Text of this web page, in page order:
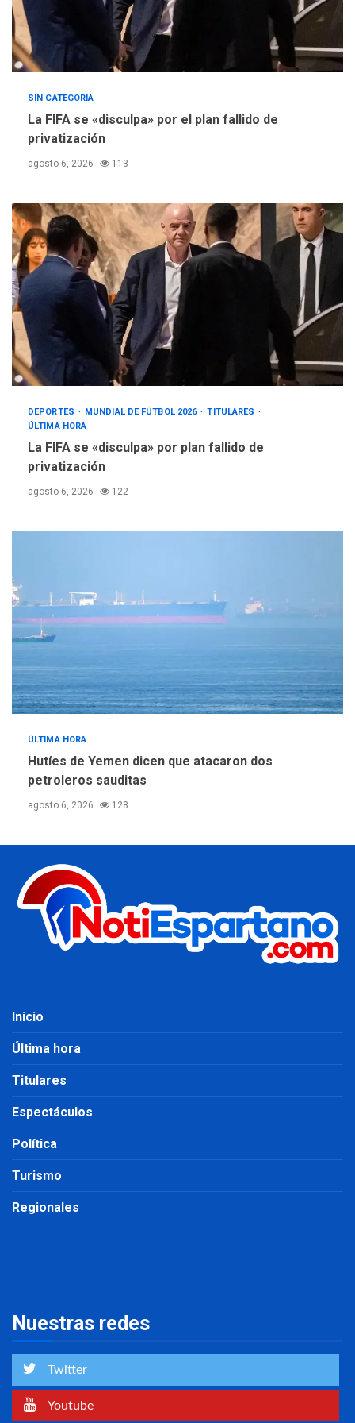
SIN CATEGORIA
La FIFA se «disculpa» por el plan fallido de
privatización
agosto 6, 2026 113
DEPORTES MUNDIAL DE FÚTBOL 2026
TITULARES
ÚLTIMA HORA
La FIFA se «disculpa» por plan fallido de
privatización
agosto 6, 2026 122
ÚLTIMA HORA
Hutíes de Yemen dicen que atacaron dos
petroleros sauditas
agosto 6, 2026 128
Inicio
Última hora
Titulares
Espectáculos
Política
Turismo
Regionales
Nuestras redes
Twitter
Youtube